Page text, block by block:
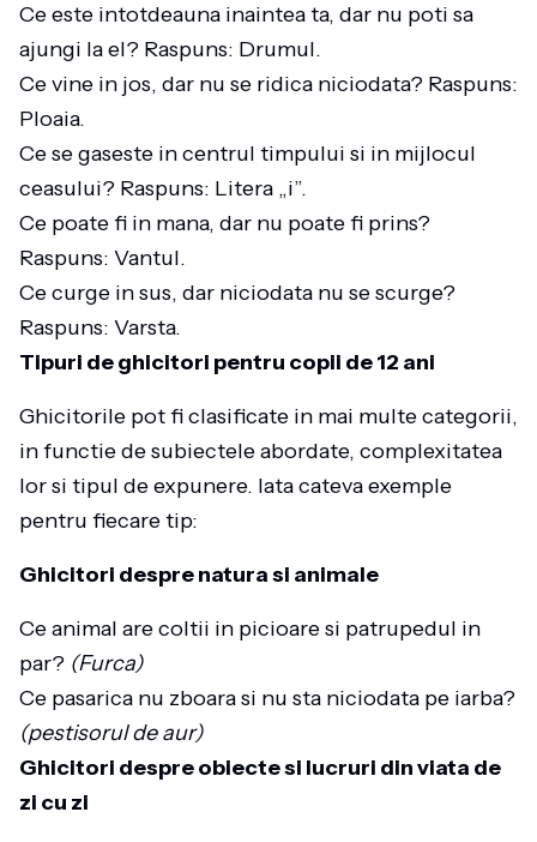
Ce este intotdeauna inaintea ta, dar nu poti sa
ajungi la el? Raspuns: Drumul.
Ce vine in jos, dar nu se ridica niciodata? Raspuns:
Ploaia.
Ce se gaseste in centrul timpului si in mijlocul
ceasului? Raspuns: Litera „i”.
Ce poate fi in mana, dar nu poate fi prins?
Raspuns: Vantul.
Ce curge in sus, dar niciodata nu se scurge?
Raspuns: Varsta.
Tipuri de ghicitori pentru copii de 12 ani
Ghicitorile pot fi clasificate in mai multe categorii,
in functie de subiectele abordate, complexitatea
lor si tipul de expunere. Iata cateva exemple
pentru fiecare tip:
Ghicitori despre natura si animale
Ce animal are coltii in picioare si patrupedul in
par? (Furca)
Ce pasarica nu zboara si nu sta niciodata pe iarba?
(pestisorul de aur)
Ghicitori despre obiecte si lucruri din viata de
zi cu zi